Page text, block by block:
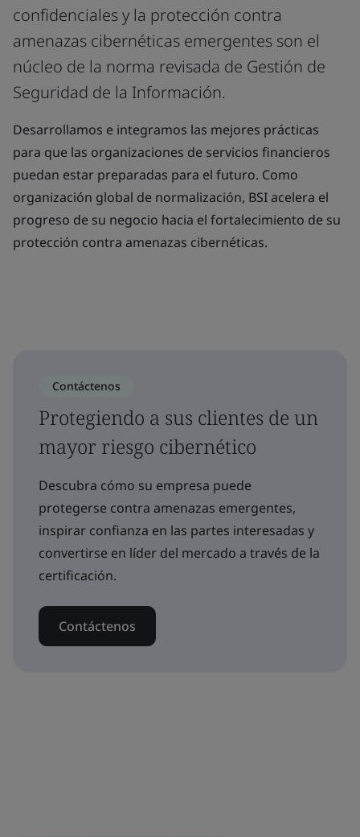
confidenciales y la protección contra
amenazas cibernéticas emergentes son el
núcleo de la norma revisada de Gestión de
Seguridad de la Información.
Desarrollamos e integramos las mejores prácticas
para que las organizaciones de servicios financieros
puedan estar preparadas para el futuro. Como
organización global de normalización, BSI acelera el
progreso de su negocio hacia el fortalecimiento de su
protección contra amenazas cibernéticas.
Contáctenos
Protegiendo a sus clientes de un
mayor riesgo cibernético
Descubra cómo su empresa puede
protegerse contra amenazas emergentes,
inspirar confianza en las partes interesadas y
convertirse en líder del mercado a través de la
certificación.
Contáctenos